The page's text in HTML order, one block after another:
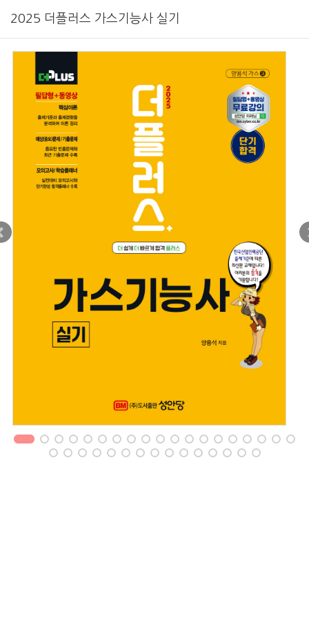
2025 더플러스 가스기능사 실기
1 2 3 4 5 6 7 8 9 10 11 12 13 14 15 16 17 18
19
20
21 22 23 24 25 26 27 28 29 30 31 32 33 34